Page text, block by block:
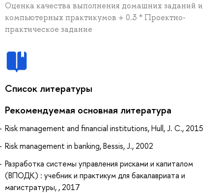
Оценка качества выполнения домашних заданий и
компьютерных практикумов + 0.3 * Проектно-
практическое задание
Список литературы
Рекомендуемая основная литература
Risk management and financial institutions, Hull, J. C., 2015
Risk management in banking, Bessis, J., 2002
Разработка системы управления рисками и капиталом
(ВПОДК) : учебник и практикум для бакалавриата и
магистратуры, , 2017